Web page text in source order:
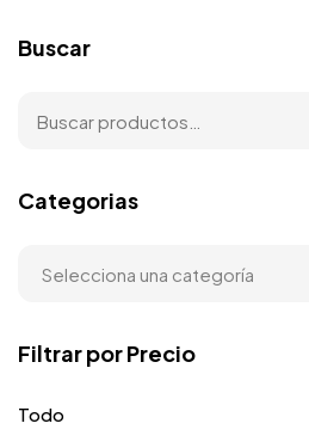
Buscar
Categorias
Filtrar por Precio
Todo